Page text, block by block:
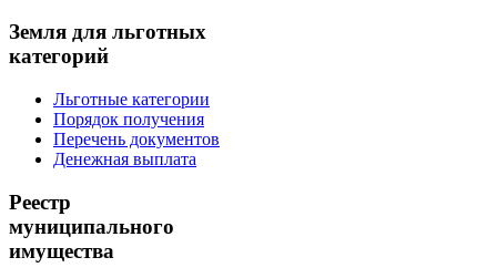
Земля для льготных
категорий
Льготные категории
Порядок получения
Перечень документов
Денежная выплата
Реестр
муниципального
имущества